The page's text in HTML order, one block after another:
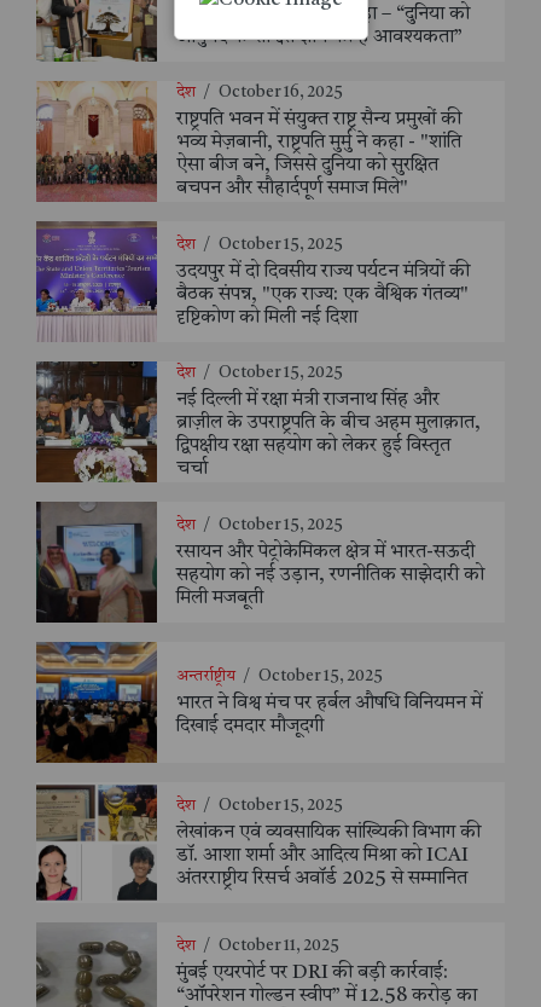
आयुर्वेद संस्थान का दौरा, कहा – “दुनिया को
आयुर्वेद के शाश्वत ज्ञान की है आवश्यकता”
देश / October 16, 2025
राष्ट्रपति भवन में संयुक्त राष्ट्र सैन्य प्रमुखों की
भव्य मेज़बानी, राष्ट्रपति मुर्मु ने कहा - "शांति
ऐसा बीज बने, जिससे दुनिया को सुरक्षित
बचपन और सौहार्दपूर्ण समाज मिले"
देश / October 15, 2025
उदयपुर में दो दिवसीय राज्य पर्यटन मंत्रियों की
बैठक संपन्न, "एक राज्य: एक वैश्विक गंतव्य"
दृष्टिकोण को मिली नई दिशा
देश / October 15, 2025
नई दिल्ली में रक्षा मंत्री राजनाथ सिंह और
ब्राज़ील के उपराष्ट्रपति के बीच अहम मुलाक़ात,
द्विपक्षीय रक्षा सहयोग को लेकर हुई विस्तृत
चर्चा
देश / October 15, 2025
रसायन और पेट्रोकेमिकल क्षेत्र में भारत-सऊदी
सहयोग को नई उड़ान, रणनीतिक साझेदारी को
मिली मजबूती
अन्तर्राष्ट्रीय / October 15, 2025
भारत ने विश्व मंच पर हर्बल औषधि विनियमन में
दिखाई दमदार मौजूदगी
देश / October 15, 2025
लेखांकन एवं व्यवसायिक सांख्यिकी विभाग की
डॉ. आशा शर्मा और आदित्य मिश्रा को ICAI
अंतरराष्ट्रीय रिसर्च अवॉर्ड 2025 से सम्मानित
देश / October 11, 2025
मुंबई एयरपोर्ट पर DRI की बड़ी कार्रवाई:
“ऑपरेशन गोल्डन स्वीप” में 12.58 करोड़ का